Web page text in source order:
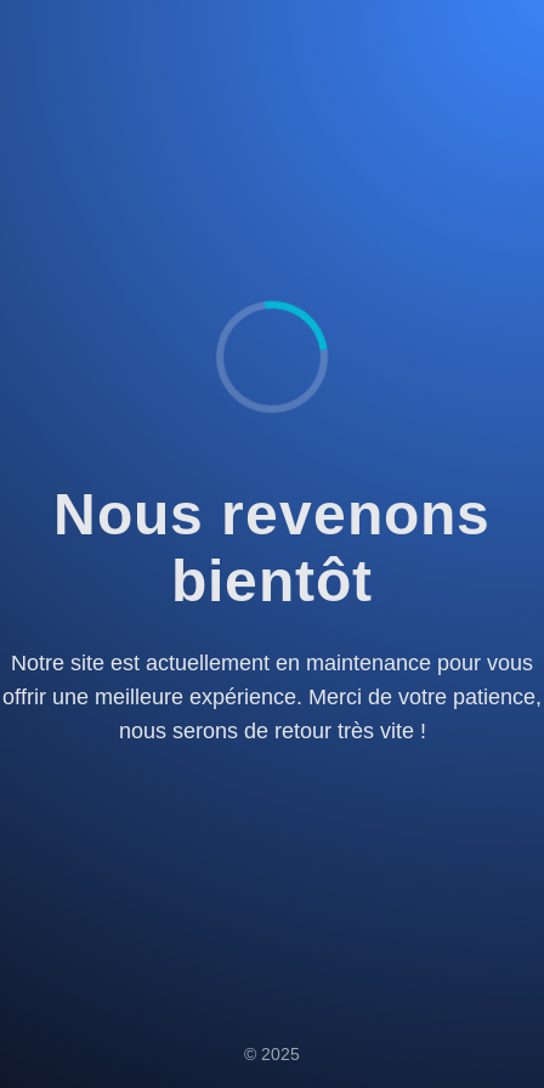
Nous revenons
bientôt
Notre site est actuellement en maintenance pour vous
offrir une meilleure expérience. Merci de votre patience,
nous serons de retour très vite !
© 2025